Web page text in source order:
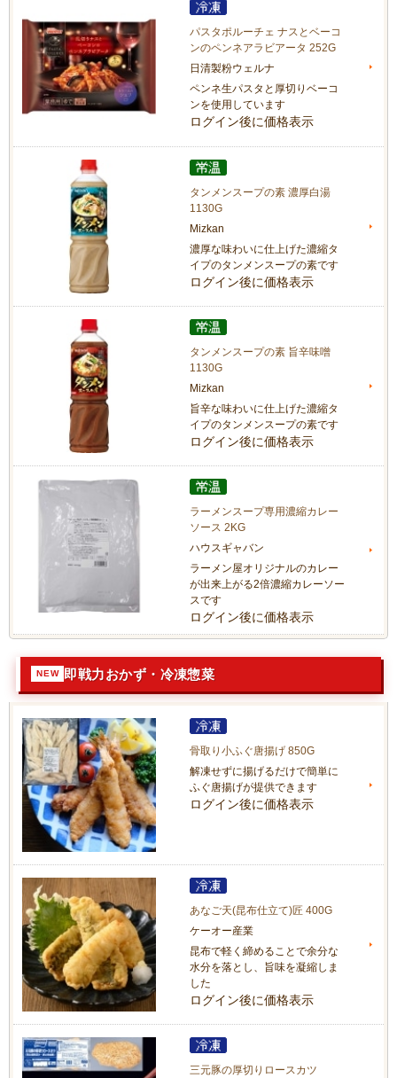
パスタポルーチェ ナスとベーコ
ンのペンネアラビアータ 252G
日清製粉ウェルナ
ペンネ生パスタと厚切りベーコ
ンを使用しています
ログイン後に価格表示
タンメンスープの素 濃厚白湯
1130G
Mizkan
濃厚な味わいに仕上げた濃縮タ
イプのタンメンスープの素です
ログイン後に価格表示
タンメンスープの素 旨辛味噌
1130G
Mizkan
旨辛な味わいに仕上げた濃縮タ
イプのタンメンスープの素です
ログイン後に価格表示
ラーメンスープ専用濃縮カレー
ソース 2KG
ハウスギャバン
ラーメン屋オリジナルのカレー
が出来上がる2倍濃縮カレーソー
スです
ログイン後に価格表示
即戦力おかず・冷凍惣菜
骨取り小ふぐ唐揚げ 850G
解凍せずに揚げるだけで簡単に
ふぐ唐揚げが提供できます
ログイン後に価格表示
あなご天(昆布仕立て)匠 400G
ケーオー産業
昆布で軽く締めることで余分な
水分を落とし、旨味を凝縮しま
した
ログイン後に価格表示
三元豚の厚切りロースカツ